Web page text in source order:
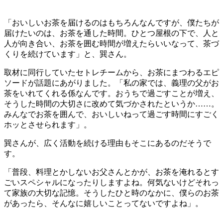
「おいしいお茶を届けるのはもちろんなんですが、僕たちが
届けたいのは、お茶を通した時間。ひとつ屋根の下で、人と
人が向き合い、お茶を囲む時間が増えたらいいなって、茶づ
くりを続けています」と、巽さん。
取材に同行していたセトレチームから、お茶にまつわるエピ
ソードが話題にあがりました。「私の家では、義理の父がお
茶をいれてくれる係なんです。おうちで過ごすことが増え、
そうした時間の大切さに改めて気づかされたというか……。
みんなでお茶を囲んで、おいしいねって過ごす時間にすごく
ホッとさせられます」。
巽さんが、広く活動を続ける理由もそこにあるのだそうで
す。
「普段、料理とかしないお父さんとかが、お茶を淹れるとす
ごいスペシャルになったりしますよね。何気ないけどそれっ
て家族の大切な記憶。そうしたひと時のなかに、僕らのお茶
があったら、そんなに嬉しいことってないですよね」。